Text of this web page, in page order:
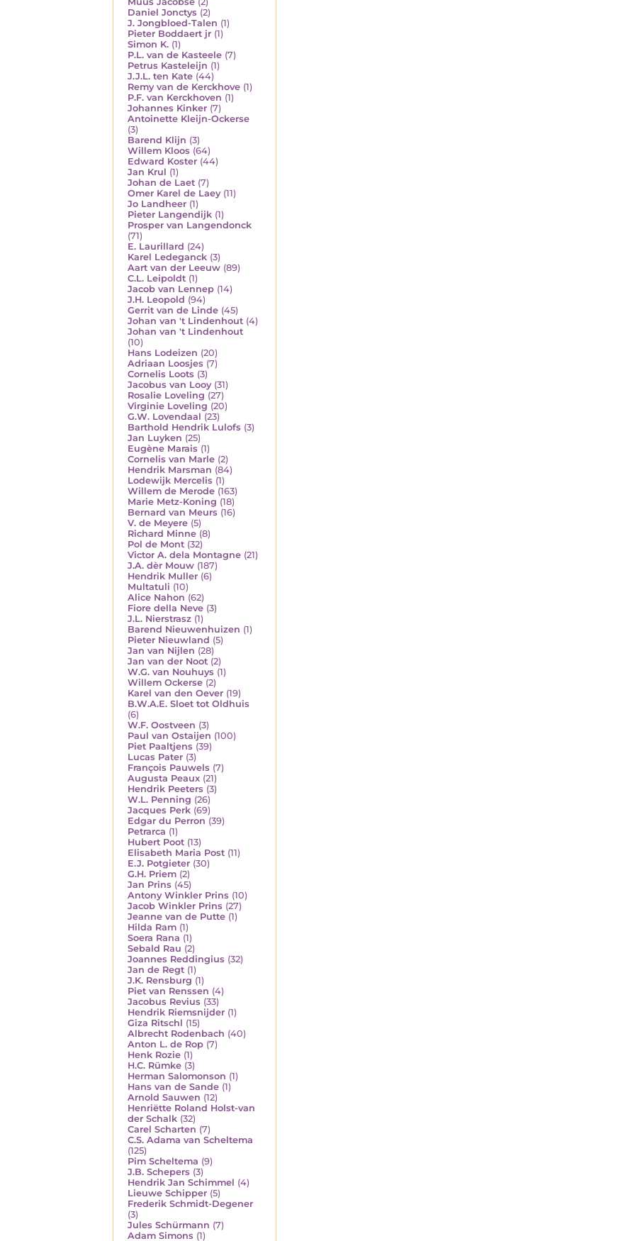
Daniel Jonctys (2)
J. Jongbloed-Talen (1)
Pieter Boddaert jr (1)
Simon K. (1)
P.L. van de Kasteele (7)
Petrus Kasteleijn (1)
J.J.L. ten Kate (44)
Remy van de Kerckhove (1)
P.F. van Kerckhoven (1)
Johannes Kinker (7)
Antoinette Kleijn-Ockerse
(3)
Barend Klijn (3)
Willem Kloos (64)
Edward Koster (44)
Jan Krul (1)
Johan de Laet (7)
Omer Karel de Laey (11)
Jo Landheer (1)
Pieter Langendijk (1)
Prosper van Langendonck
(71)
E. Laurillard (24)
Karel Ledeganck (3)
Aart van der Leeuw (89)
C.L. Leipoldt (1)
Jacob van Lennep (14)
J.H. Leopold (94)
Gerrit van de Linde (45)
Johan van 't Lindenhout (4)
Johan van 't Lindenhout
(10)
Hans Lodeizen (20)
Adriaan Loosjes (7)
Cornelis Loots (3)
Jacobus van Looy (31)
Rosalie Loveling (27)
Virginie Loveling (20)
G.W. Lovendaal (23)
Barthold Hendrik Lulofs (3)
Jan Luyken (25)
Eugène Marais (1)
Cornelis van Marle (2)
Hendrik Marsman (84)
Lodewijk Mercelis (1)
Willem de Merode (163)
Marie Metz-Koning (18)
Bernard van Meurs (16)
V. de Meyere (5)
Richard Minne (8)
Pol de Mont (32)
Victor A. dela Montagne (21)
J.A. dèr Mouw (187)
Hendrik Muller (6)
Multatuli (10)
Alice Nahon (62)
Fiore della Neve (3)
J.L. Nierstrasz (1)
Barend Nieuwenhuizen (1)
Pieter Nieuwland (5)
Jan van Nijlen (28)
Jan van der Noot (2)
W.G. van Nouhuys (1)
Willem Ockerse (2)
Karel van den Oever (19)
B.W.A.E. Sloet tot Oldhuis
(6)
W.F. Oostveen (3)
Paul van Ostaijen (100)
Piet Paaltjens (39)
Lucas Pater (3)
François Pauwels (7)
Augusta Peaux (21)
Hendrik Peeters (3)
W.L. Penning (26)
Jacques Perk (69)
Edgar du Perron (39)
Petrarca (1)
Hubert Poot (13)
Elisabeth Maria Post (11)
E.J. Potgieter (30)
G.H. Priem (2)
Jan Prins (45)
Antony Winkler Prins (10)
Jacob Winkler Prins (27)
Jeanne van de Putte (1)
Hilda Ram (1)
Soera Rana (1)
Sebald Rau (2)
Joannes Reddingius (32)
Jan de Regt (1)
J.K. Rensburg (1)
Piet van Renssen (4)
Jacobus Revius (33)
Hendrik Riemsnijder (1)
Giza Ritschl (15)
Albrecht Rodenbach (40)
Anton L. de Rop (7)
Henk Rozie (1)
H.C. Rümke (3)
Herman Salomonson (1)
Hans van de Sande (1)
Arnold Sauwen (12)
Henriëtte Roland Holst-van
der Schalk (32)
Carel Scharten (7)
C.S. Adama van Scheltema
(125)
Pim Scheltema (9)
J.B. Schepers (3)
Hendrik Jan Schimmel (4)
Lieuwe Schipper (5)
Frederik Schmidt-Degener
(3)
Jules Schürmann (7)
Adam Simons (1)